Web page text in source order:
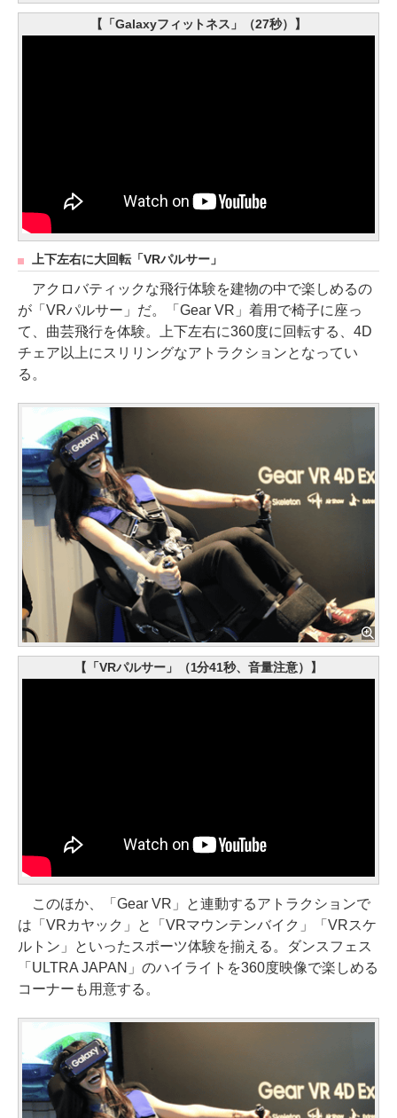
【「Galaxyフィットネス」（27秒）】
上下左右に大回転「VRパルサー」
アクロバティックな飛行体験を建物の中で楽しめるの
が「VRパルサー」だ。「Gear VR」着用で椅子に座っ
て、曲芸飛行を体験。上下左右に360度に回転する、4D
チェア以上にスリリングなアトラクションとなってい
る。
【「VRパルサー」（1分41秒、音量注意）】
このほか、「Gear VR」と連動するアトラクションで
は「VRカヤック」と「VRマウンテンバイク」「VRスケ
ルトン」といったスポーツ体験を揃える。ダンスフェス
「ULTRA JAPAN」のハイライトを360度映像で楽しめる
コーナーも用意する。